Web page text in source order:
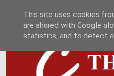
This site uses cookies
are shared with Google
statistics, and to detect